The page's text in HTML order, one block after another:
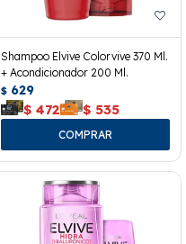
Shampoo Elvive Colorvive 370 Ml.
+ Acondicionador 200 Ml.
$ 629
$ 472 $ 535